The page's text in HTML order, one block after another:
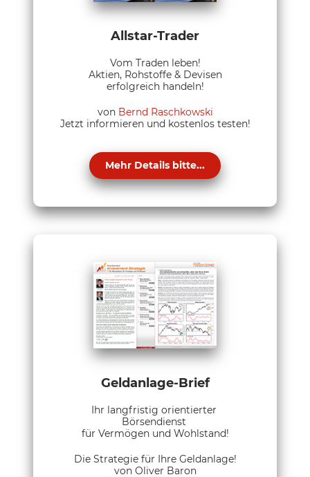
Allstar-Trader
Vom Traden leben!
Aktien, Rohstoffe & Devisen
erfolgreich handeln!
von Bernd Raschkowski
Jetzt informieren und kostenlos testen!
Mehr Details bitte...
Geldanlage-Brief
Ihr langfristig orientierter
Börsendienst
für Vermögen und Wohlstand!
Die Strategie für Ihre Geldanlage!
von Oliver Baron